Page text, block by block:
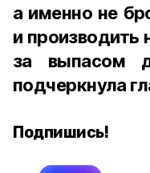
а именно не
и
за выпасом
подчеркнула
Подпишись!